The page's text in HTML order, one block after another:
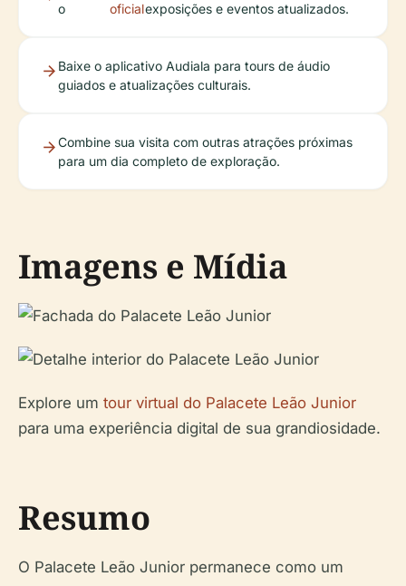
o
oficialexposições e eventos atualizados.
Baixe o aplicativo Audiala para tours de áudio
guiados e atualizações culturais.
Combine sua visita com outras atrações próximas
para um dia completo de exploração.
Imagens e Mídia
Explore um tour virtual do Palacete Leão Junior
para uma experiência digital de sua grandiosidade.
Resumo
O Palacete Leão Junior permanece como um